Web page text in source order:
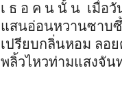
เ ธ อ ค น นั้ น เมื่อวั
แสนอ่อนหวานซาบ
เปรียบกลิ่นหอม ลอ
พลิ้วไหวท่ามแสงจัน